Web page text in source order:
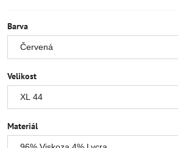
Barva
Velikost
Materiál